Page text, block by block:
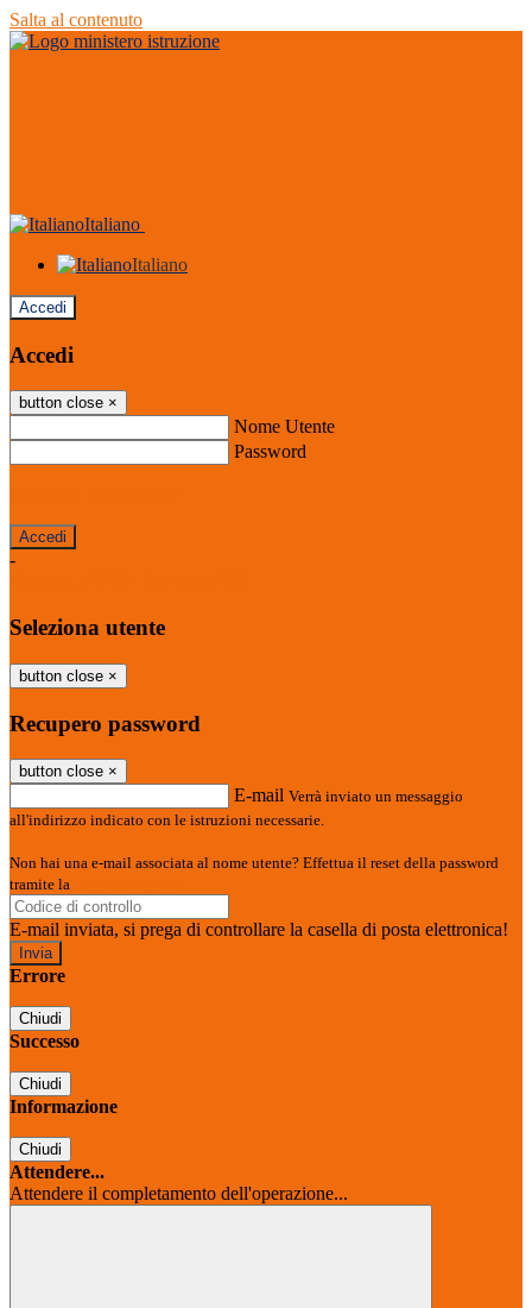
Salta al contenuto
Italiano
Italiano
Accedi
Accedi
button close ×
Nome Utente
Password
-
Seleziona utente
button close ×
Recupero password
button close ×
E-mail Verrà inviato un messaggio
all'indirizzo indicato con le istruzioni necessarie.
Non hai una e-mail associata al nome utente? Effettua il reset della password
tramite la
E-mail inviata, si prega di controllare la casella di posta elettronica!
Errore
Chiudi
Successo
Chiudi
Informazione
Chiudi
Attendere...
Attendere il completamento dell'operazione...